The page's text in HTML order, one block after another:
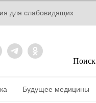
для слабовидящих
Поиск
Будущее медицины